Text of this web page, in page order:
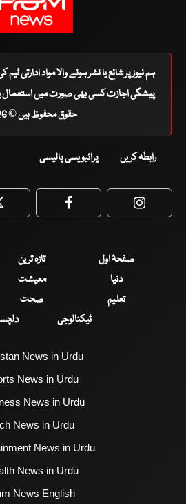
ہم نیوز پر شائع یا نشر ہونے والا مواد ادارتی
پیشگی اجازت کسی بھی صورت میں استعمال
حقوق محفوظ ہیں © 2026
رابطہ کریں پرائیویسی پالیسی
Twitter Facebook
صفحۂ اول تازہ ترین
دنیا
معیشت
تعلیم
صحت
ٹیکنالوجی
News in Urdu
News in Urdu
News in Urdu
News in Urdu
News in Urdu
News in Urdu
News English